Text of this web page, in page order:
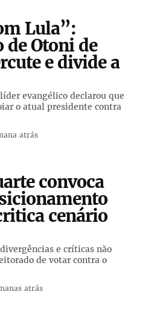
Lula”:
de Otoni de
e divide a
evangélico declarou que
o atual presidente contra
atrás
convoca
cenário
e críticas não
de votar contra o
atrás